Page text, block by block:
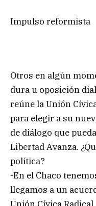
Impulso reformista
Otros en algún
dura u oposición
reúne la Unión
para elegir a su
de diálogo que
Libertad Avanza.
política?
-En el Chaco
llegamos a un